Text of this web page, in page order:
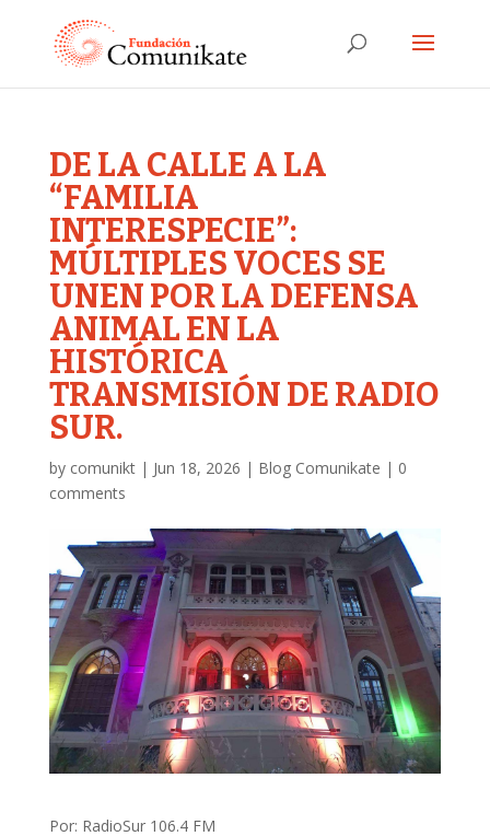
DE LA CALLE A LA
“FAMILIA
INTERESPECIE”:
MÚLTIPLES VOCES SE
UNEN POR LA DEFENSA
ANIMAL EN LA
HISTÓRICA
TRANSMISIÓN DE RADIO
SUR.
by comunikt| Jun 18, 2026 | Blog Comunikate | 0
comments
Por: RadioSur 106.4 FM